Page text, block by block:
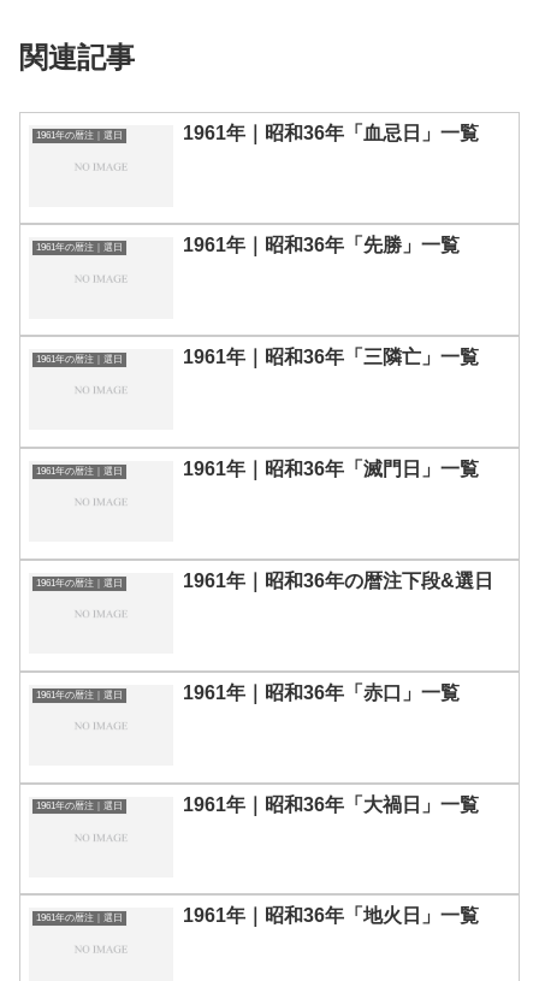
関連記事
1961年の暦注｜選日 1961年｜昭和36年「血忌日」一覧
1961年の暦注｜選日 1961年｜昭和36年「先勝」一覧
1961年の暦注｜選日 1961年｜昭和36年「三隣亡」一覧
1961年の暦注｜選日 1961年｜昭和36年「滅門日」一覧
1961年の暦注｜選日 1961年｜昭和36年の暦注下段&選日
1961年の暦注｜選日 1961年｜昭和36年「赤口」一覧
1961年の暦注｜選日 1961年｜昭和36年「大禍日」一覧
1961年の暦注｜選日 1961年｜昭和36年「地火日」一覧